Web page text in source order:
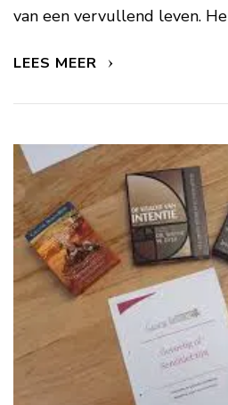
van een vervullend leven.
LEES MEER